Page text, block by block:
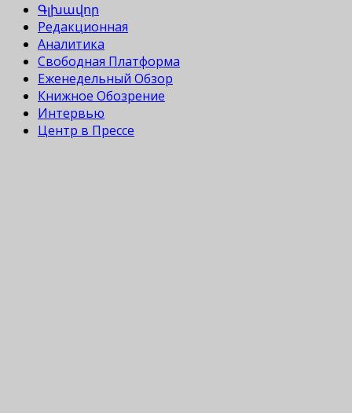
Գլխավոր
Редакционная
Аналитика
Свободная Платформа
Еженедельный Обзор
Книжное Обозрение
Интервью
Центр в Прессе